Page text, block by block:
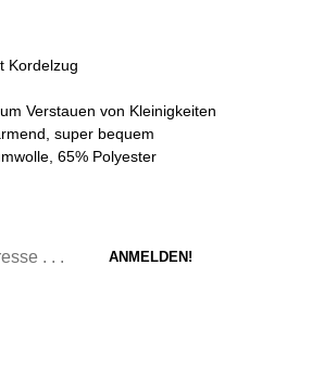
Kordelzug
Verstauen von Kleinigkeiten
super bequem
65% Polyester